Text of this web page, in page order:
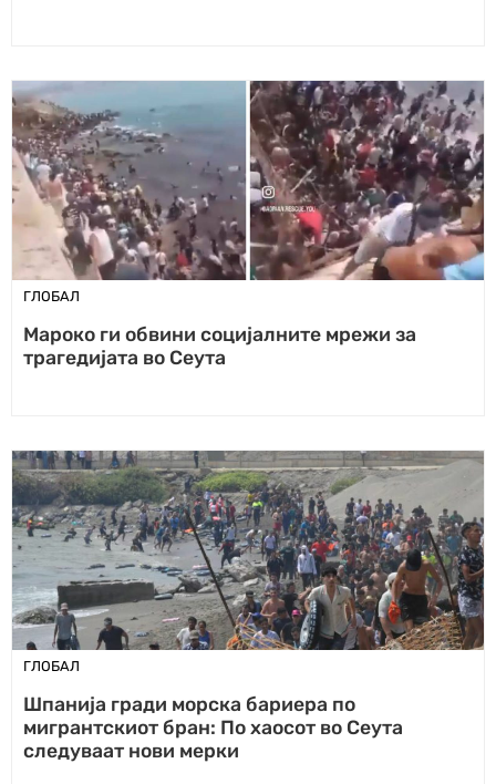
ГЛОБАЛ
Мароко ги обвини социјалните мрежи за
трагедијата во Сеута
ГЛОБАЛ
Шпанија гради морска бариера по
мигрантскиот бран: По хаосот во Сеута
следуваат нови мерки